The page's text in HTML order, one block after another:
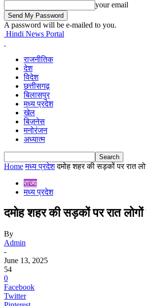
your email
A password will be e-mailed to you.
Hindi News Portal
राजनीतिक
देश
विदेश
छत्तीसगढ़
बिलासपुर
मध्य प्रदेश
खेल
बिज़नेस
मनोरंजन
अध्यात्म
Home मध्य प्रदेश दमोह शहर की सड़कों पर रात
राज्य
मध्य प्रदेश
दमोह शहर की सड़कों पर रात
By
Admin
-
June 13, 2025
54
0
Facebook
Twitter